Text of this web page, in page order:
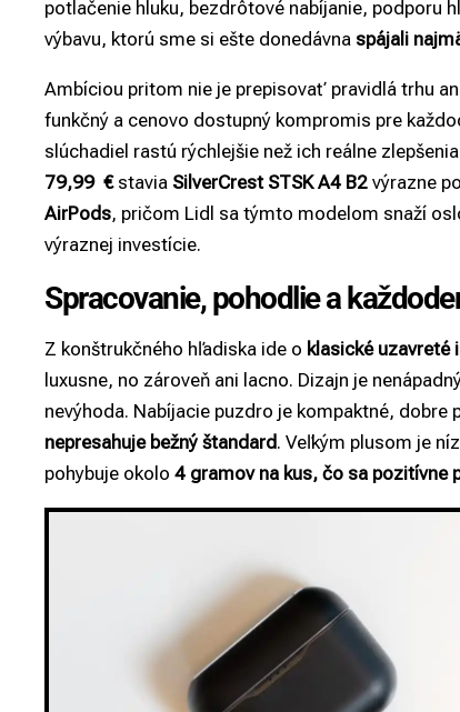
potlačenie hluku, bezdrôtové nabíjanie, podporu
výbavu, ktorú sme si ešte donedávna spájali
Ambíciou pritom nie je prepisovať pravidlá trhu
funkčný a cenovo dostupný kompromis pre
slúchadiel rastú rýchlejšie než ich reálne
79,99 €stavia SilverCrest STSK A4 B2 výrazne
AirPods, pričom Lidl sa týmto modelom snaží
výraznej investície.
Spracovanie, pohodlie a
Z konštrukčného hľadiska ide o klasické uzavreté
luxusne, no zároveň ani lacno. Dizajn je
nevýhoda. Nabíjacie puzdro je kompaktné, dobre
nepresahuje bežný štandard. Veľkým plusom je
pohybuje okolo 4 gramov na kus, čo sa pozitívne